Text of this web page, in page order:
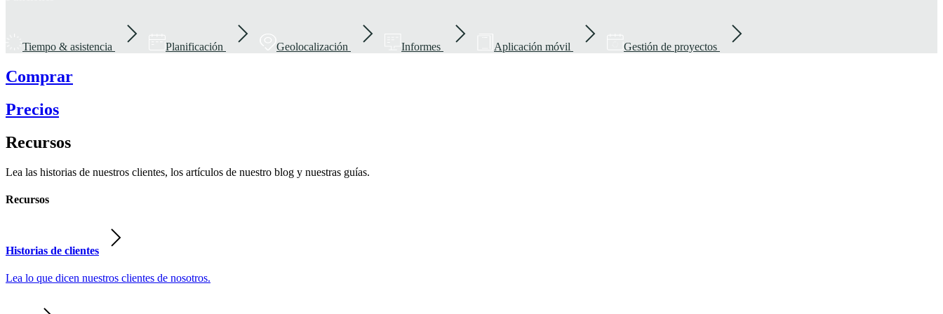
Tiempo & asistencia Planificación Geolocalización Informes Aplicación móvil Gestión de proyectos
Comprar
Precios
Recursos
Lea las historias de nuestros clientes, los artículos de nuestro blog y nuestras guías.
Recursos
Historias de clientes
Lea lo que dicen nuestros clientes de nosotros.